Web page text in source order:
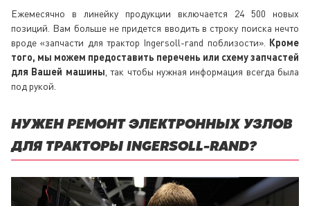
Ежемесячно в линейку продукции включается 24 500 новых
позиций. Вам больше не придется вводить в строку поиска нечто
вроде «запчасти для трактор Ingersoll-rand поблизости». Кроме
того, мы можем предоставить перечень или схему запчастей
для Вашей машины , так чтобы нужная информация всегда была
под рукой.
НУЖЕН РЕМОНТ ЭЛЕКТРОННЫХ УЗЛОВ
ДЛЯ ТРАКТОРЫ INGERSOLL-RAND?